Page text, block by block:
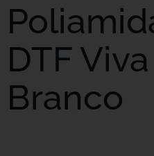
DTF
Branco